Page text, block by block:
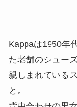
Kappaは1950年
た老舗のシュー
親しまれている
と。